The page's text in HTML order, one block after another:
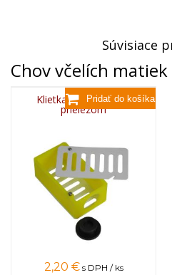
Súvisiace
Chov včelích matiek
Klietka škôlkovacia s
prielezom
2,20 € s DPH / ks